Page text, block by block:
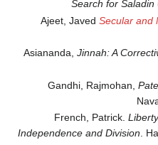
Search for Saladin
Ajeet, Javed Secular and
Asiananda, Jinnah: A
Gandhi, Rajmohan,
French, Patrick.
Independence and Division .